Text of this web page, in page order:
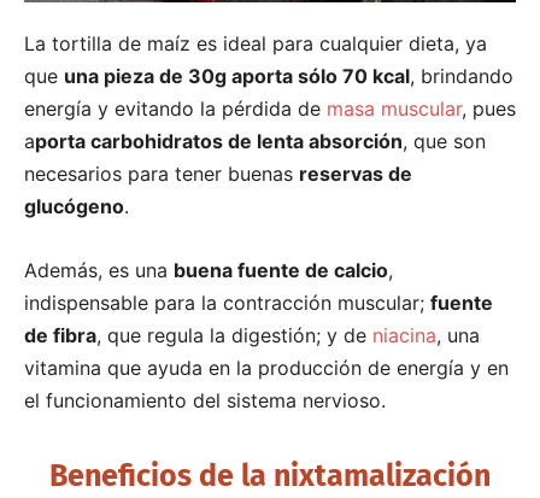
La tortilla de maíz es ideal para cualquier dieta, ya
que una pieza de 30g aporta sólo 70 kcal, brindando
energía y evitando la pérdida de masa muscular, pues
aporta carbohidratos de lenta absorción, que son
necesarios para tener buenas reservas de
glucógeno.
Además, es una buena fuente de calcio,
indispensable para la contracción muscular; fuente
de fibra, que regula la digestión; y de niacina, una
vitamina que ayuda en la producción de energía y en
el funcionamiento del sistema nervioso.
Beneficios de la nixtamalización